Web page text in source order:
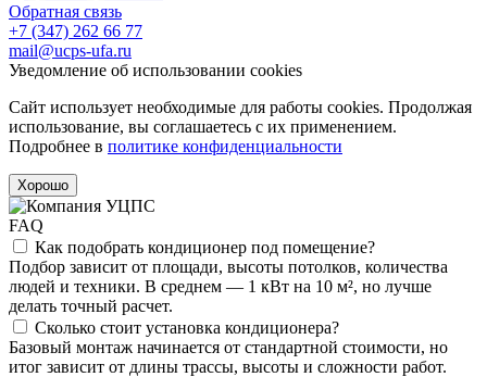
Обратная связь
+7 (347) 262 66 77
mail@ucps-ufa.ru
Уведомление об использовании cookies
Сайт использует необходимые для работы cookies. Продолжая
использование, вы соглашаетесь с их применением.
Подробнее в политике конфиденциальности
Хорошо
FAQ
Как подобрать кондиционер под помещение?
Подбор зависит от площади, высоты потолков, количества
людей и техники. В среднем — 1 кВт на 10 м², но лучше
делать точный расчет.
Сколько стоит установка кондиционера?
Базовый монтаж начинается от стандартной стоимости, но
итог зависит от длины трассы, высоты и сложности работ.